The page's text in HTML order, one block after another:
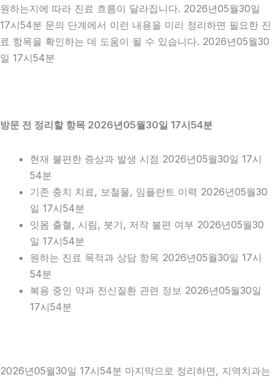
원하는지에 따라 진료 흐름이 달라집니다. 2026년05월30일
17시54분 문의 단계에서 이런 내용을 미리 정리하면 필요한 진
료 항목을 확인하는 데 도움이 될 수 있습니다. 2026년05월30
일 17시54분
방문 전 정리할 항목 2026년05월30일 17시54분
현재 불편한 증상과 발생 시점 2026년05월30일 17시
54분
기존 충치 치료, 보철물, 임플란트 이력 2026년05월30
일 17시54분
잇몸 출혈, 시림, 붓기, 저작 불편 여부 2026년05월30
일 17시54분
원하는 진료 목적과 상담 항목 2026년05월30일 17시
54분
복용 중인 약과 전신질환 관련 정보 2026년05월30일
17시54분
2026년05월30일 17시54분 마지막으로 정리하면, 지역치과는